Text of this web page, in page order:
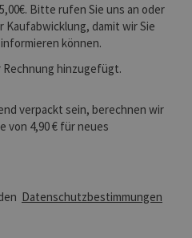
Bitte rufen Sie uns an oder
Kaufabwicklung, damit wir Sie
können.
hinzugefügt.
verpackt sein, berechnen wir
von 4,90 € für neues
Datenschutzbestimmungen